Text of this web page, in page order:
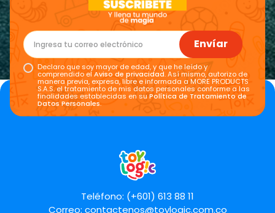
Envíar
Declaro que soy mayor de edad, y que he leído y
comprendido elAviso de privacidad. Así mismo, autorizo de
manera previa, expresa, libre e informada a MORE PRODUCTS
S.A.S. el tratamiento de mis datos personales conforme a las
finalidades establecidas en suPolítica de Tratamiento de
Datos Personales.
Teléfono: (+601) 613 88 11
Correo: contactenos@toylogic.com.co